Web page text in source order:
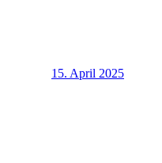
15. April 2025